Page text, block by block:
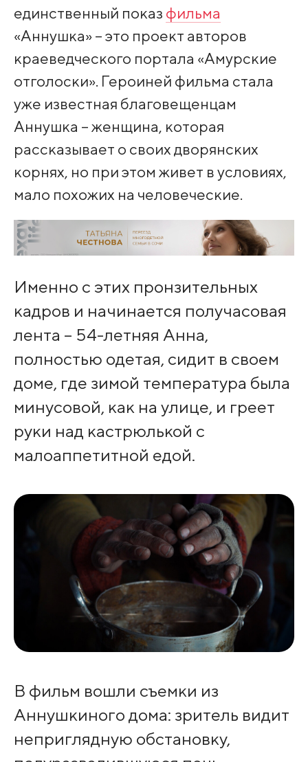
единственный показ фильма
«Аннушка» – это проект авторов
краеведческого портала «Амурские
отголоски». Героиней фильма стала
уже известная благовещенцам
Аннушка – женщина, которая
рассказывает о своих дворянских
корнях, но при этом живет в условиях,
мало похожих на человеческие.
Именно с этих пронзительных
кадров и начинается получасовая
лента – 54-летняя Анна,
полностью одетая, сидит в своем
доме, где зимой температура была
минусовой, как на улице, и греет
руки над кастрюлькой с
малоаппетитной едой.
В фильм вошли съемки из
Аннушкиного дома: зритель видит
неприглядную обстановку,